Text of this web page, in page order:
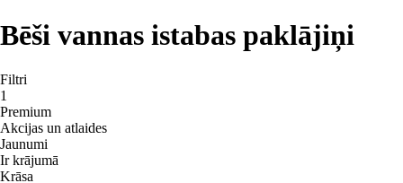
Bēši vannas istabas paklājiņi
Filtri
1
Premium
Akcijas un atlaides
Jaunumi
Ir krājumā
Krāsa